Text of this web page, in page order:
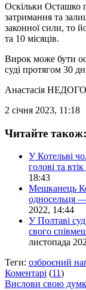
Оскільки Осташко
затримання та
законної сили, то
та 10 місяців.
Вирок може бути
суді протягом 30
Анастасія
2 січня 2023, 11:18
Читайте також:
У Котельві
голові та
18:43
Мешканець
односельця —
2022, 14:44
У Полтаві суд
свого
листопада
Теги: озброєний
Коментарі (11)
Вислови свою